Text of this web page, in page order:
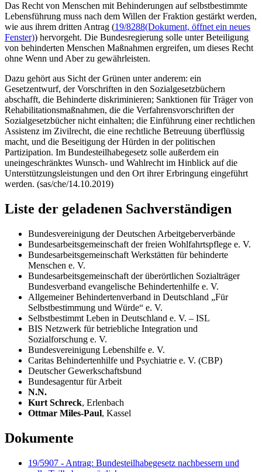
Das Recht von Menschen mit Behinderungen auf selbstbestimmte
Lebensführung muss nach dem Willen der Fraktion gestärkt werden,
wie aus ihrem dritten Antrag (19/8288(Dokument, öffnet ein neues
Fenster)) hervorgeht. Die Bundesregierung solle unter Beteiligung
von behinderten Menschen Maßnahmen ergreifen, um dieses Recht
ohne Wenn und Aber zu gewährleisten.
Dazu gehört aus Sicht der Grünen unter anderem: ein
Gesetzentwurf, der Vorschriften in den Sozialgesetzbüchern
abschafft, die Behinderte diskriminieren; Sanktionen für Träger von
Rehabilitationsmaßnahmen, die die Verfahrensvorschriften der
Sozialgesetzbücher nicht einhalten; die Einführung einer rechtlichen
Assistenz im Zivilrecht, die eine rechtliche Betreuung überflüssig
macht, und die Beseitigung der Hürden in der politischen
Partizipation. Im Bundesteilhabegesetz solle außerdem ein
uneingeschränktes Wunsch- und Wahlrecht im Hinblick auf die
Unterstützungsleistungen und den Ort ihrer Erbringung eingeführt
werden. (sas/che/14.10.2019)
Liste der geladenen Sachverständigen
Bundesvereinigung der Deutschen Arbeitgeberverbände
Bundesarbeitsgemeinschaft der freien Wohlfahrtspflege e. V.
Bundesarbeitsgemeinschaft Werkstätten für behinderte
Menschen e. V.
Bundesarbeitsgemeinschaft der überörtlichen Sozialträger
Bundesverband evangelische Behindertenhilfe e. V.
Allgemeiner Behindertenverband in Deutschland „Für
Selbstbestimmung und Würde“ e. V.
Selbstbestimmt Leben in Deutschland e. V. – ISL
BIS Netzwerk für betriebliche Integration und
Sozialforschung e. V.
Bundesvereinigung Lebenshilfe e. V.
Caritas Behindertenhilfe und Psychiatrie e. V. (CBP)
Deutscher Gewerkschaftsbund
Bundesagentur für Arbeit
N.N.
Kurt Schreck, Erlenbach
Ottmar Miles-Paul, Kassel
Dokumente
19/5907 - Antrag: Bundesteilhabegesetz nachbessern und